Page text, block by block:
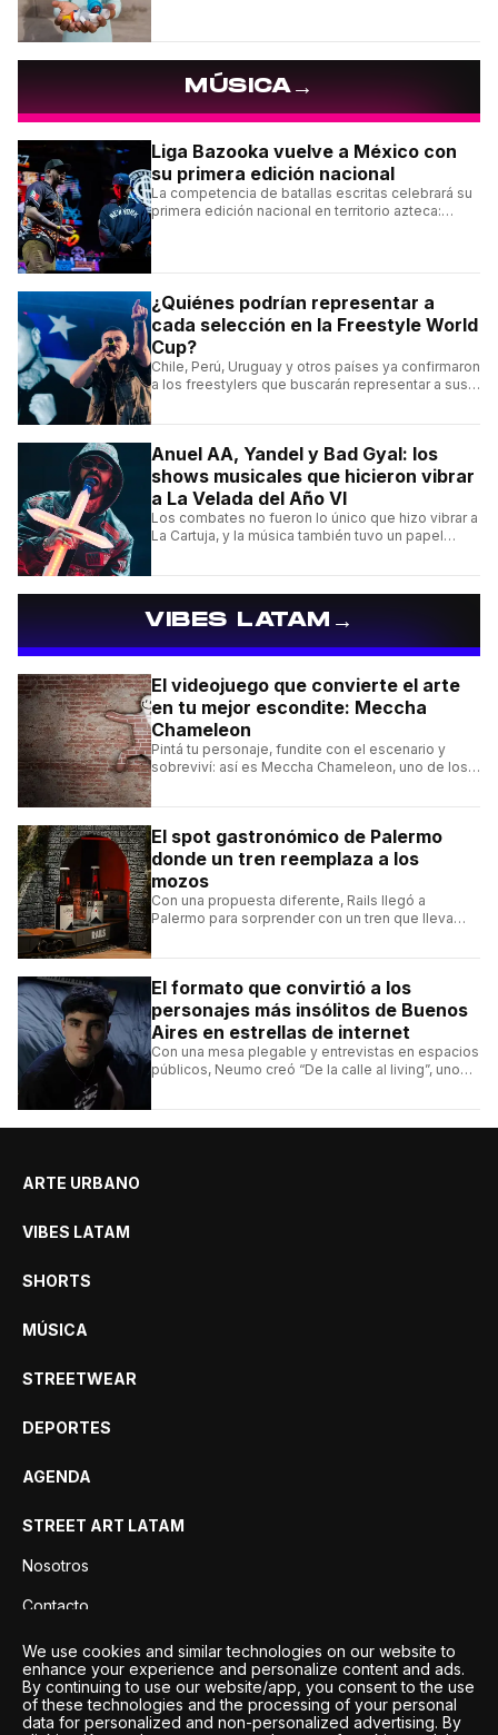
MÚSICA→
Liga Bazooka vuelve a México con
su primera edición nacional
La competencia de batallas escritas celebrará su
primera edición nacional en territorio azteca:
¿Quiénes podrían representar a
cada selección en la Freestyle World
Cup?
Chile, Perú, Uruguay y otros países ya confirmaron
a los freestylers que buscarán representar a sus
Anuel AA, Yandel y Bad Gyal: los
shows musicales que hicieron vibrar
a La Velada del Año VI
Los combates no fueron lo único que hizo vibrar a
La Cartuja, y la música también tuvo un papel
VIBES LATAM →
El videojuego que convierte el arte
en tu mejor escondite: Meccha
Chameleon
Pintá tu personaje, fundite con el escenario y
sobreviví: así es Meccha Chameleon, uno de los
El spot gastronómico de Palermo
donde un tren reemplaza a los
mozos
Con una propuesta diferente, Rails llegó a
Palermo para sorprender con un tren que lleva
El formato que convirtió a los
personajes más insólitos de Buenos
Aires en estrellas de internet
Con una mesa plegable y entrevistas en espacios
públicos, Neumo creó “De la calle al living”, uno
ARTE URBANO
VIBES LATAM
SHORTS
MÚSICA
STREETWEAR
DEPORTES
AGENDA
STREET ART LATAM
Nosotros
Contacto
Privacidad
We use cookies and similar technologies on our website to
enhance your experience and personalize content and ads.
By continuing to use our website/app, you consent to the use
of these technologies and the processing of your personal
data for personalized and non-personalized advertising. By